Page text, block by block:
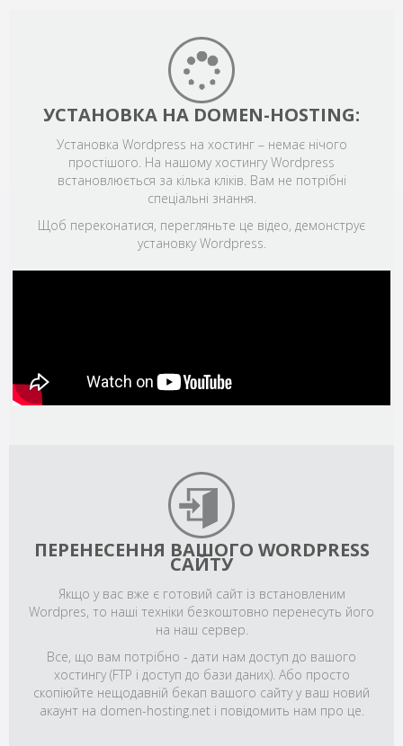
УСТАНОВКА НА DOMEN-HOSTING:
Установка Wordpress на хостинг – немає нічого
простішого. На нашому хостингу Wordpress
встановлюється за кілька кліків. Вам не потрібні
спеціальні знання.
Щоб переконатися, перегляньте це відео, демонструє
установку Wordpress.
ПЕРЕНЕСЕННЯ ВАШОГО WORDPRESS
САЙТУ
Якщо у вас вже є готовий сайт із встановленим
Wordpres, то наші техніки безкоштовно перенесуть його
на наш сервер.
Все, що вам потрібно - дати нам доступ до вашого
хостингу (FTP і доступ до бази даних). Або просто
скопіюйте нещодавній бекап вашого сайту у ваш новий
акаунт на domen-hosting.net і повідомить нам про це.